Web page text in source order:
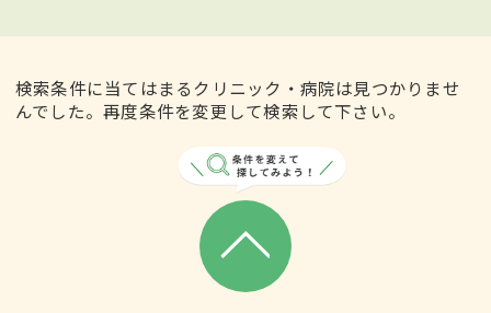
検索条件に当てはまるクリニック・病院は見つかりませ
んでした。再度条件を変更して検索して下さい。